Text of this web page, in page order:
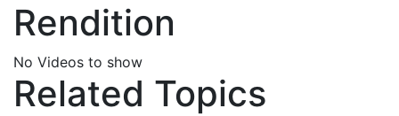
Rendition
No Videos to show
Related Topics